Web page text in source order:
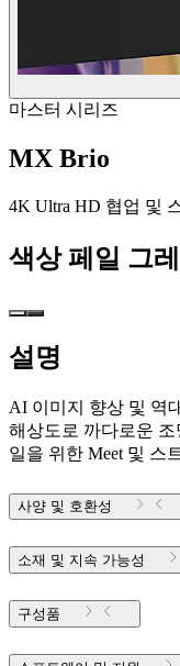
마스터 시리즈
MX Brio
4K Ultra HD 협업 및
색상 페일 그레
설명
AI 이미지 향상 및 역
해상도로 까다로운 조
일을 위한 Meet 및 스
사양 및 호환성
소재 및 지속 가능성
구성품